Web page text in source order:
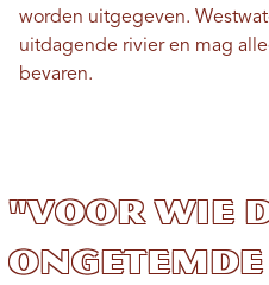
worden uitgegeven.
uitdagende rivier en mag
bevaren.
"Voor wie